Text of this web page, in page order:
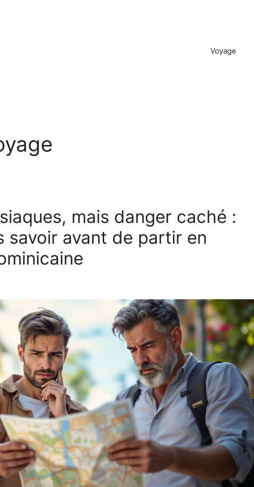
Voyage
mais danger caché :
savoir avant de partir en